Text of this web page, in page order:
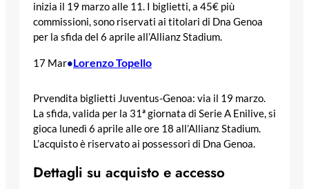
inizia il 19 marzo alle 11. I biglietti, a 45€ più
commissioni, sono riservati ai titolari di Dna Genoa
per la sfida del 6 aprile all’Allianz Stadium.
17 Mar•Lorenzo Topello
Prvendita biglietti Juventus-Genoa: via il 19 marzo.
La sfida, valida per la 31ª giornata di Serie A Enilive, si
gioca lunedì 6 aprile alle ore 18 all’Allianz Stadium.
L’acquisto è riservato ai possessori di Dna Genoa.
Dettagli su acquisto e accesso